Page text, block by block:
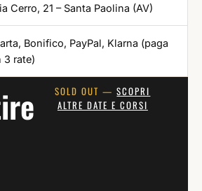
Cerro, 21 – Santa Paolina (AV)
Bonifico, PayPal, Klarna (paga
3 rate)
SOLD OUT —SCOPRI
ALTRE DATE E CORSI